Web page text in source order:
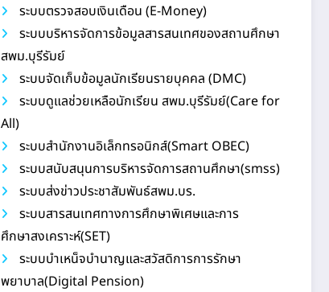
ระบบตรวจสอบเงินเดือน (E-Money)
ระบบบริหารจัดการข้อมูลสารสนเทศของสถานศึกษา
สพม.บุรีรัมย์
ระบบจัดเก็บข้อมูลนักเรียนรายบุคคล (DMC)
ระบบดูแลช่วยเหลือนักเรียน สพม.บุรีรัมย์(Care for
All)
ระบบสำนักงานอิเล็กทรอนิกส์(Smart OBEC)
ระบบสนับสนุนการบริหารจัดการสถานศึกษา(smss)
ระบบส่งข่าวประชาสัมพันธ์สพม.บร.
ระบบสารสนเทศทางการศึกษาพิเศษและการ
ศึกษาสงเคราะห์(SET)
ระบบบำเหน็จบำนาญและสวัสดิการการรักษา
พยาบาล(Digital Pension)